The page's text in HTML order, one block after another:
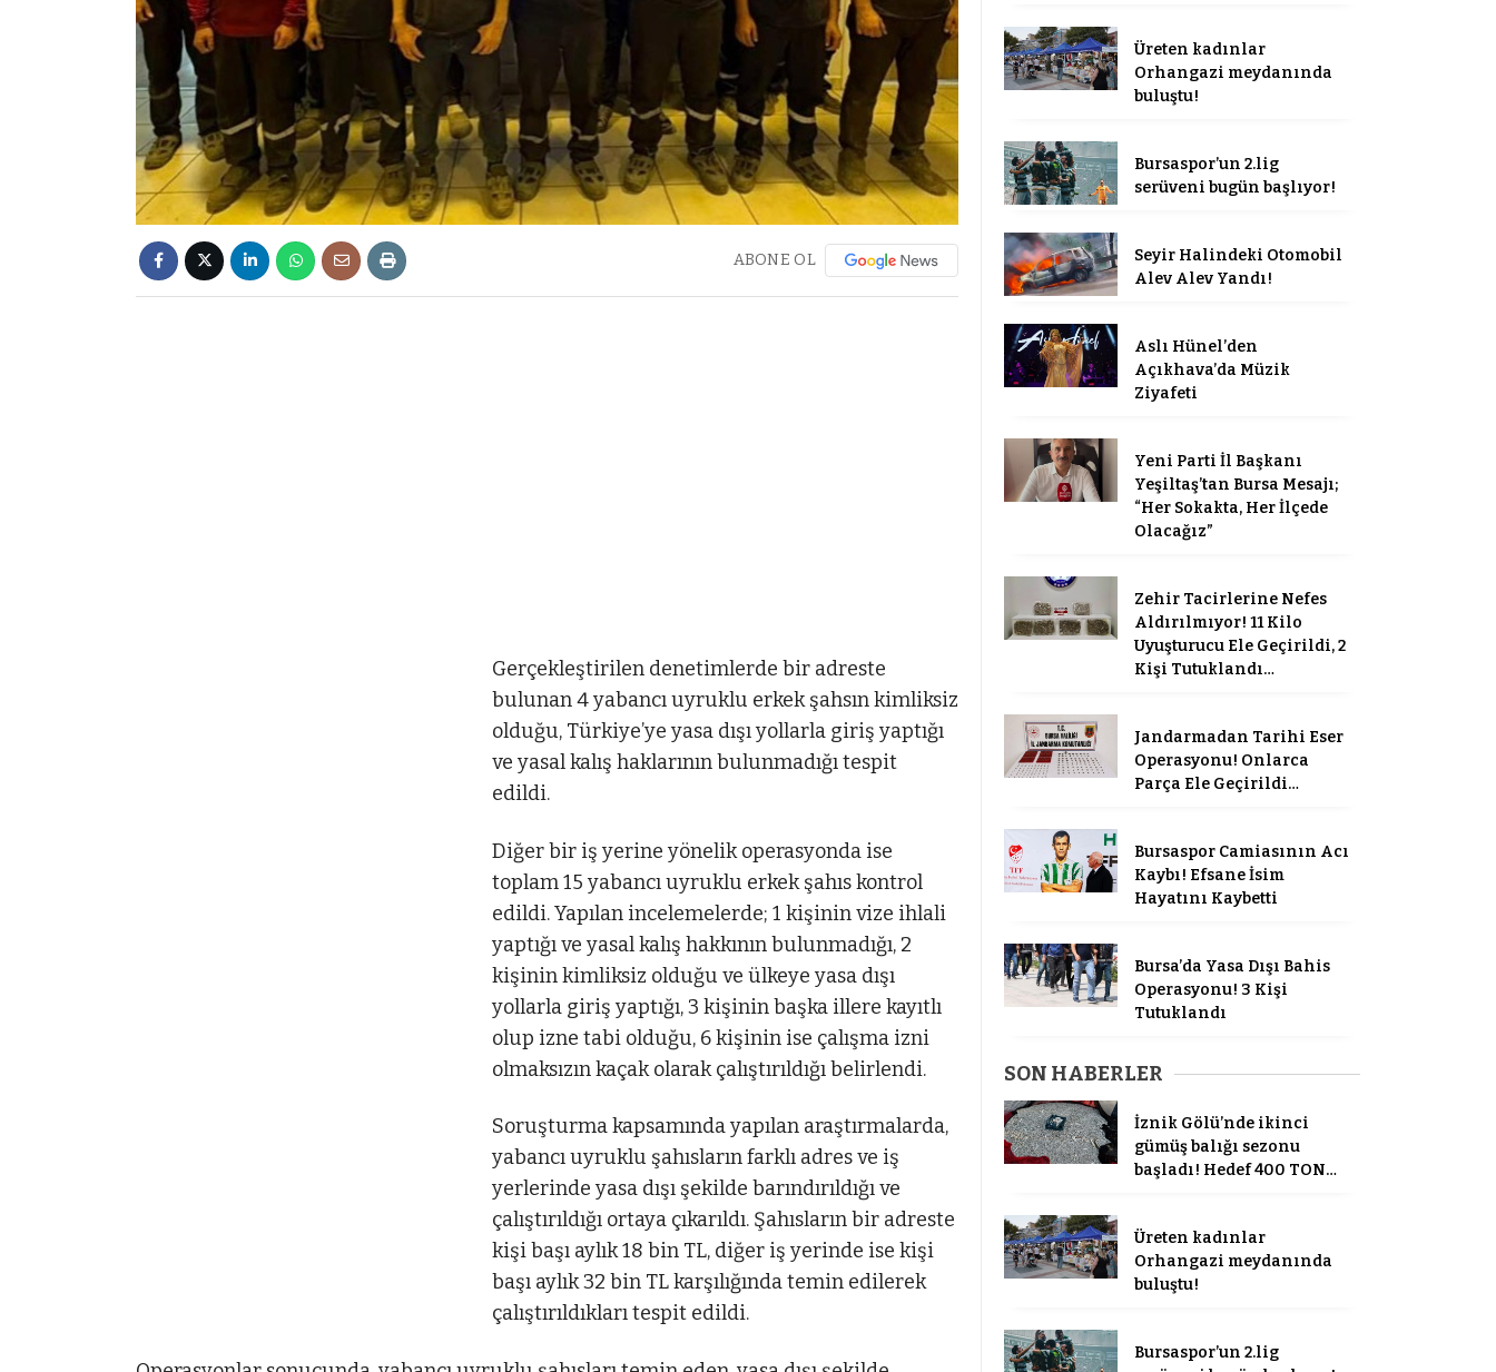
ABONE OL
Gerçekleştirilen denetimlerde bir adreste
bulunan 4 yabancı uyruklu erkek şahsın kimliksiz
olduğu, Türkiye’ye yasa dışı yollarla giriş yaptığı
ve yasal kalış haklarının bulunmadığı tespit
edildi.
Diğer bir iş yerine yönelik operasyonda ise
toplam 15 yabancı uyruklu erkek şahıs kontrol
edildi. Yapılan incelemelerde; 1 kişinin vize ihlali
yaptığı ve yasal kalış hakkının bulunmadığı, 2
kişinin kimliksiz olduğu ve ülkeye yasa dışı
yollarla giriş yaptığı, 3 kişinin başka illere kayıtlı
olup izne tabi olduğu, 6 kişinin ise çalışma izni
olmaksızın kaçak olarak çalıştırıldığı belirlendi.
Soruşturma kapsamında yapılan araştırmalarda,
yabancı uyruklu şahısların farklı adres ve iş
yerlerinde yasa dışı şekilde barındırıldığı ve
çalıştırıldığı ortaya çıkarıldı. Şahısların bir adreste
kişi başı aylık 18 bin TL, diğer iş yerinde ise kişi
başı aylık 32 bin TL karşılığında temin edilerek
çalıştırıldıkları tespit edildi.
Üreten kadınlar
Orhangazi meydanında
buluştu!
Bursaspor’un 2.lig
serüveni bugün başlıyor!
Seyir Halindeki Otomobil
Alev Alev Yandı!
Aslı Hünel’den
Açıkhava’da Müzik
Ziyafeti
Yeni Parti İl Başkanı
Yeşiltaş’tan Bursa Mesajı;
“Her Sokakta, Her İlçede
Olacağız”
Zehir Tacirlerine Nefes
Aldırılmıyor! 11 Kilo
Uyuşturucu Ele Geçirildi, 2
Kişi Tutuklandı…
Jandarmadan Tarihi Eser
Operasyonu! Onlarca
Parça Ele Geçirildi…
Bursaspor Camiasının Acı
Kaybı! Efsane İsim
Hayatını Kaybetti
Bursa’da Yasa Dışı Bahis
Operasyonu! 3 Kişi
Tutuklandı
SON HABERLER
İznik Gölü’nde ikinci
gümüş balığı sezonu
başladı! Hedef 400 TON…
Üreten kadınlar
Orhangazi meydanında
buluştu!
Bursaspor’un 2.lig